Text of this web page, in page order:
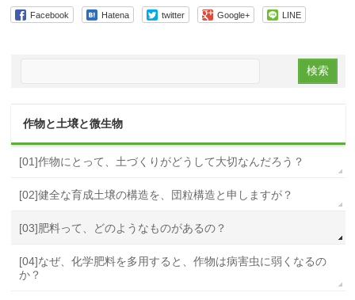
Facebook Hatena twitter Google+ LINE
作物と土壌と微生物
[01]作物にとって、土づくりがどうして大切なんだろう？
[02]健全な育成土壌の構造を、団粒構造と申しますが？
[03]肥料って、どのようなものがあるの？
[04]なぜ、化学肥料を多用すると、作物は病害虫に弱くなるの
か？